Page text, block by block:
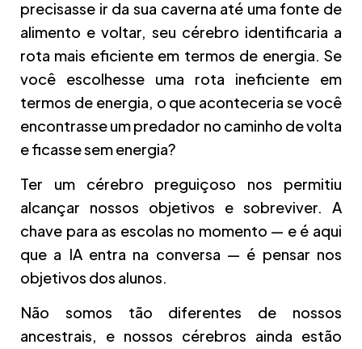
precisasse ir da sua caverna até uma fonte de
alimento e voltar, seu cérebro identificaria a
rota mais eficiente em termos de energia. Se
você escolhesse uma rota ineficiente em
termos de energia, o que aconteceria se você
encontrasse um predador no caminho de volta
e ficasse sem energia?
Ter um cérebro preguiçoso nos permitiu
alcançar nossos objetivos e sobreviver. A
chave para as escolas no momento — e é aqui
que a IA entra na conversa — é pensar nos
objetivos dos alunos.
Não somos tão diferentes de nossos
ancestrais, e nossos cérebros ainda estão